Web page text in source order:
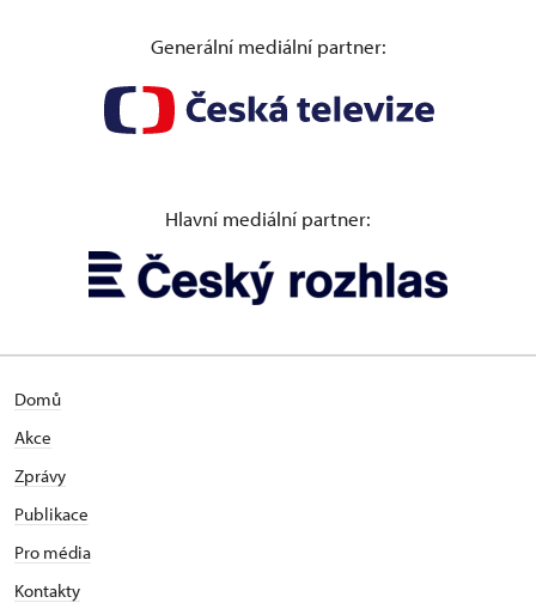
Generální mediální partner:
Hlavní mediální partner:
Domů
Akce
Zprávy
Publikace
Pro média
Kontakty